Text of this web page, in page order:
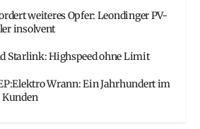
weiteres Opfer: Leondinger PV-
insolvent
Starlink: Highspeed ohne Limit
Wrann: Ein Jahrhundert im
Kunden